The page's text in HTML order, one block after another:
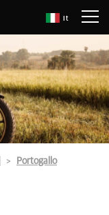
It
Portogallo